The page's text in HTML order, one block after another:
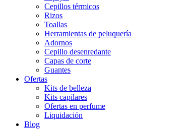
Cepillos térmicos
Rizos
Toallas
Herramientas de peluquería
Adornos
Cepillo desenredante
Capas de corte
Guantes
Ofertas
Kits de belleza
Kits capilares
Ofertas en perfume
Liquidación
Blog